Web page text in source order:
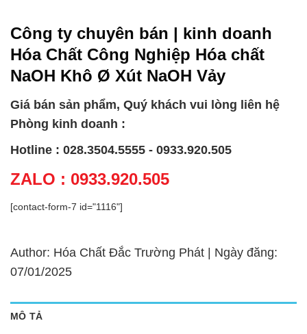
Công ty chuyên bán | kinh doanh
Hóa Chất Công Nghiệp Hóa chất
NaOH Khô Ø Xút NaOH Vảy
Giá bán sản phẩm, Quý khách vui lòng liên hệ
Phòng kinh doanh :
Hotline : 028.3504.5555 - 0933.920.505
ZALO : 0933.920.505
[contact-form-7 id="1116"]
Author: Hóa Chất Đắc Trường Phát | Ngày đăng:
07/01/2025
MÔ TẢ